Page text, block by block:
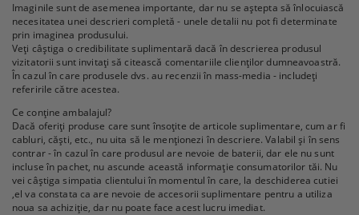
Imaginile sunt de asemenea importante, dar nu se aștepta să înlocuiască
necesitatea unei descrieri completă - unele detalii nu pot fi determinate
prin imaginea produsului.
Veți câștiga o credibilitate suplimentară dacă în descrierea produsul
vizitatorii sunt invitați să citească comentariile clienților dumneavoastră.
În cazul în care produsele dvs. au recenzii în mass-media - includeți
referirile către acestea.
Ce conține ambalajul?
Dacă oferiți produse care sunt însoțite de articole suplimentare, cum ar fi
cabluri, căști, etc., nu uita să le menționezi în descriere. Valabil și în sens
contrar - în cazul în care produsul are nevoie de baterii, dar ele nu sunt
incluse în pachet, nu ascunde această informație consumatorilor tăi. Nu
vei câștiga simpatia clientului în momentul în care, la deschiderea cutiei
,el va constata ca are nevoie de accesorii suplimentare pentru a utiliza
noua sa achiziție, dar nu poate face acest lucru imediat.